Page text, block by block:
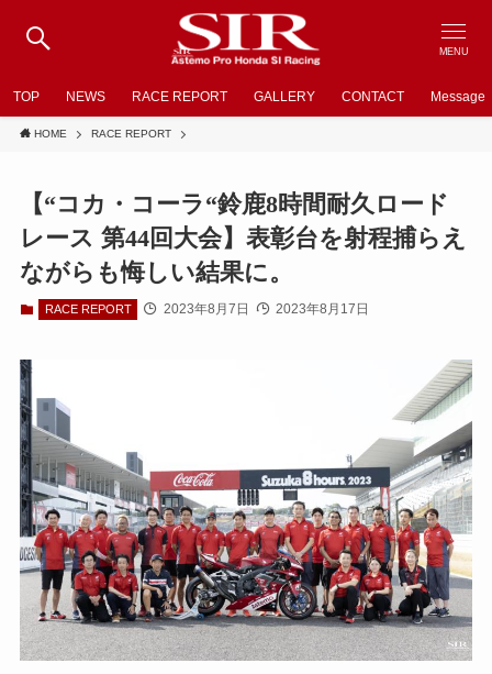
MENU
TOP NEWS RACE REPORT GALLERY CONTACT Message
HOME RACE REPORT
【“コカ・コーラ“鈴鹿8時間耐久ロード
レース 第44回大会】表彰台を射程捕らえ
ながらも悔しい結果に。
RACE REPORT 2023年8月7日 2023年8月17日